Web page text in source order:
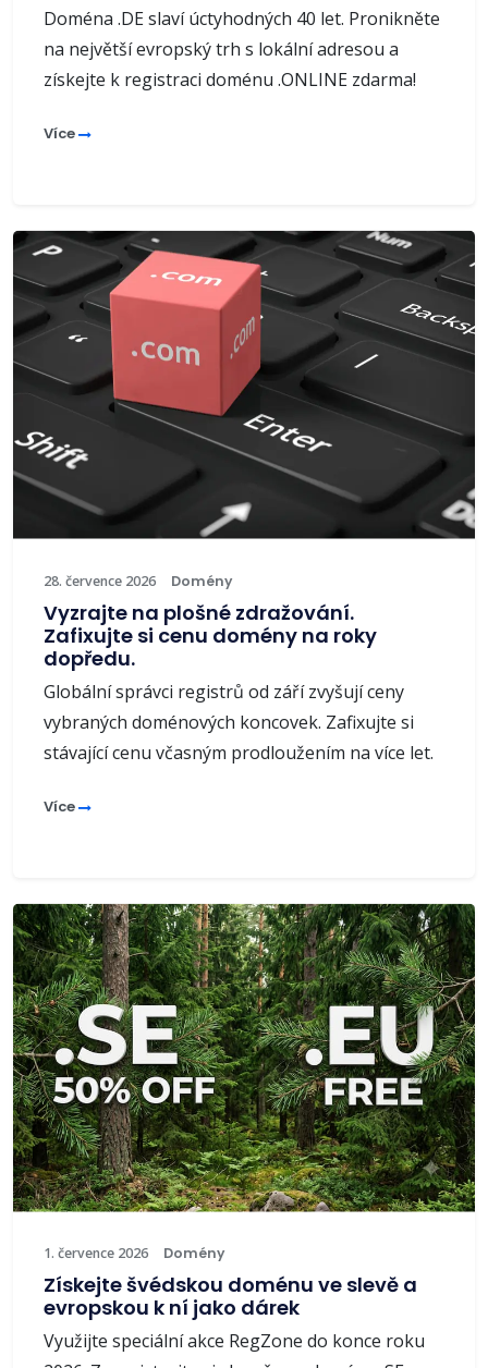
Doména .DE slaví úctyhodných 40 let. Pronikněte
na největší evropský trh s lokální adresou a
získejte k registraci doménu .ONLINE zdarma!
Více
28. července 2026 Domény
Vyzrajte na plošné zdražování.
Zafixujte si cenu domény na roky
dopředu.
Globální správci registrů od září zvyšují ceny
vybraných doménových koncovek. Zafixujte si
stávající cenu včasným prodloužením na více let.
Více
1. července 2026 Domény
Získejte švédskou doménu ve slevě a
evropskou k ní jako dárek
Využijte speciální akce RegZone do konce roku